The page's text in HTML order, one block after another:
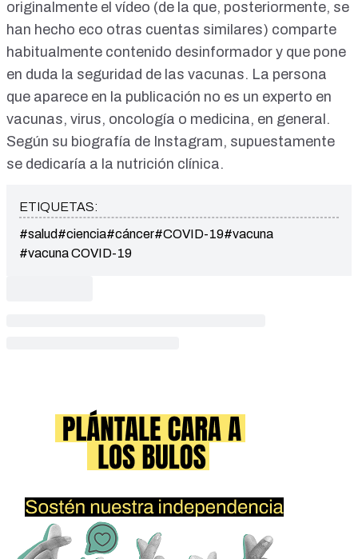
originalmente el vídeo (de la que, posteriormente, se
han hecho eco otras cuentas similares) comparte
habitualmente contenido desinformador y que pone
en duda la seguridad de las vacunas. La persona
que aparece en la publicación no es un experto en
vacunas, virus, oncología o medicina, en general.
Según su biografía de Instagram, supuestamente
se dedicaría a la nutrición clínica.
ETIQUETAS:
#salud#ciencia#cáncer#COVID-19#vacuna
#vacuna COVID-19